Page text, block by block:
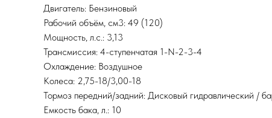
Двигатель: Бензиновый
Рабочий объём, см3: 49 (120)
Мощность, л.с.: 3,13
Трансмиссия: 4-ступенчатая 1-N-2-3-4
Охлаждение: Воздушное
Колеса: 2,75-18/3,00-18
Тормоз передний/задний: Дисковый гидравлический /
Емкость бака, л.: 10